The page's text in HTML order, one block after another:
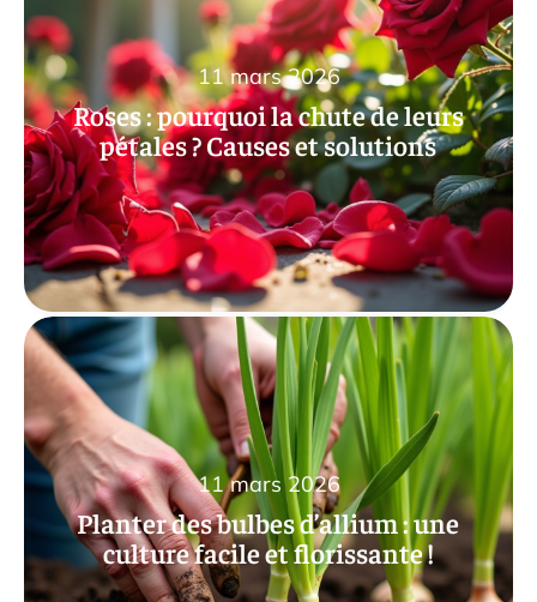
Roses : pourquoi la chute de leurs
pétales ? Causes et solutions
11 mars 2026
Planter des bulbes d’allium : une
culture facile et florissante !
11 mars 2026